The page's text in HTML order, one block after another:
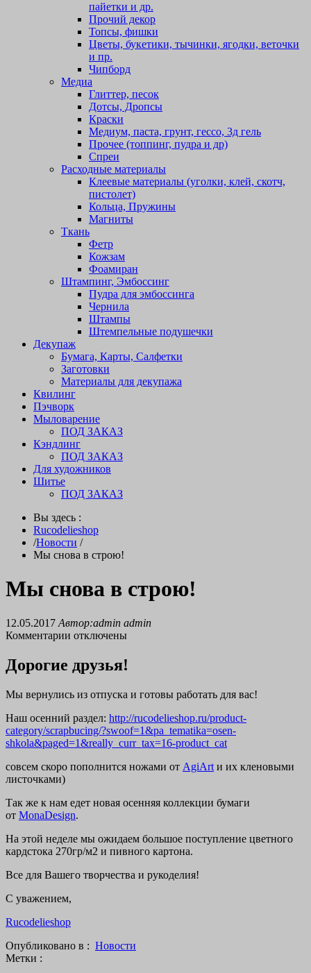
пайетки и др.
Прочий декор
Топсы, фишки
Цветы, букетики, тычинки, ягодки, веточки
и пр.
Чипборд
Медиа
Глиттер, песок
Дотсы, Дропсы
Краски
Медиум, паста, грунт, гессо, 3д гель
Прочее (топпинг, пудра и др)
Спреи
Расходные материалы
Клеевые материалы (уголки, клей, скотч,
пистолет)
Кольца, Пружины
Магниты
Ткань
Фетр
Кожзам
Фоамиран
Штампинг, Эмбоссинг
Пудра для эмбоссинга
Чернила
Штампы
Штемпельные подушечки
Декупаж
Бумага, Карты, Салфетки
Заготовки
Материалы для декупажа
Квилинг
Пэчворк
Мыловарение
ПОД ЗАКАЗ
Кэндлинг
ПОД ЗАКАЗ
Для художников
Шитье
ПОД ЗАКАЗ
Вы здесь :
Rucodelieshop
/Новости /
Мы снова в строю!
Мы снова в строю!
12.05.2017 Автор:admin admin
Комментарии отключены
Дорогие друзья!
Мы вернулись из отпуска и готовы работать для вас!
Наш осенний раздел: http://rucodelieshop.ru/product-
category/scrapbucing/?swoof=1&pa_tematika=osen-
shkola&paged=1&really_curr_tax=16-product_cat
совсем скоро пополнится ножами от AgiArt и их кленовыми
листочками)
Так же к нам едет новая осенняя коллекции бумаги
от MonaDesign.
На этой неделе мы ожидаем большое поступление цветного
кардстока 270гр/м2 и пивного картона.
Все для Вашего творчества и рукоделия!
С уважением,
Rucodelieshop
Опубликовано в : Новости
Метки :